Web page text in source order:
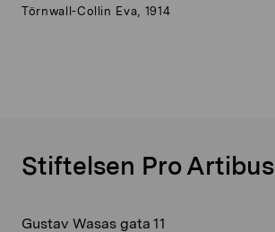
Törnwall-Collin Eva, 1914
Stiftelsen Pro Artibus
Gustav Wasas gata 11